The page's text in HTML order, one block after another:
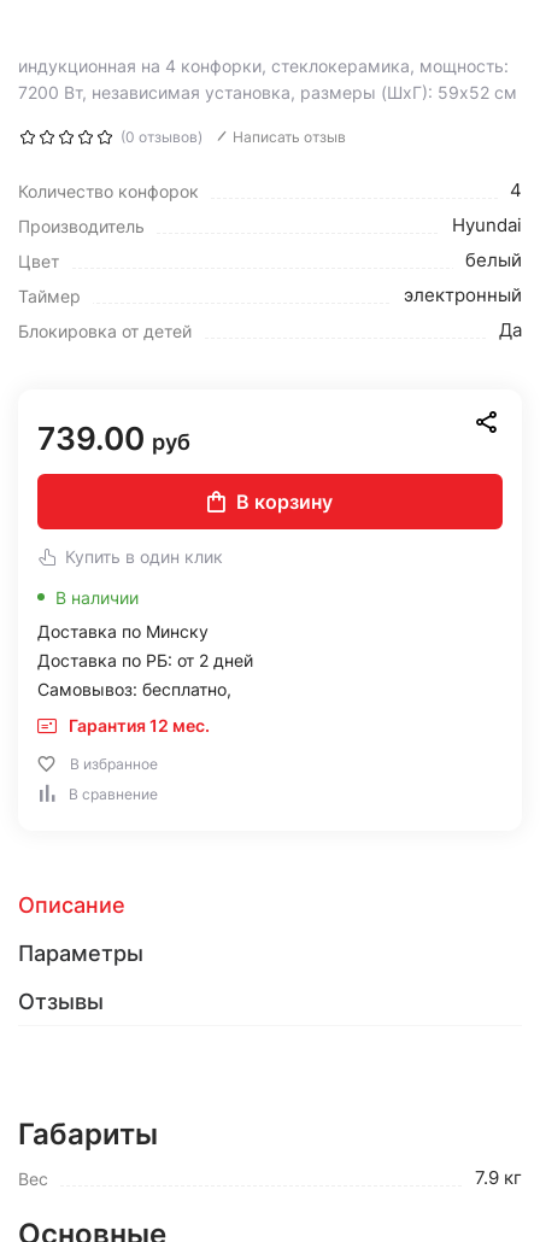
индукционная на 4 конфорки, cтеклокерамика, мощность:
7200 Вт, независимая установка, размеры (ШхГ): 59x52 см
(0 отзывов) Написать отзыв
Количество конфорок 4
Производитель Hyundai
Цвет белый
Таймер электронный
Блокировка от детей Да
739.00 руб
В корзину
Купить в один клик
В наличии
Доставка по Минску
Доставка по РБ: от 2 дней
Самовывоз: бесплатно,
Гарантия 12 мес.
В избранное
В сравнение
Описание
Параметры
Отзывы
Габариты
Вес 7.9 кг
Основные